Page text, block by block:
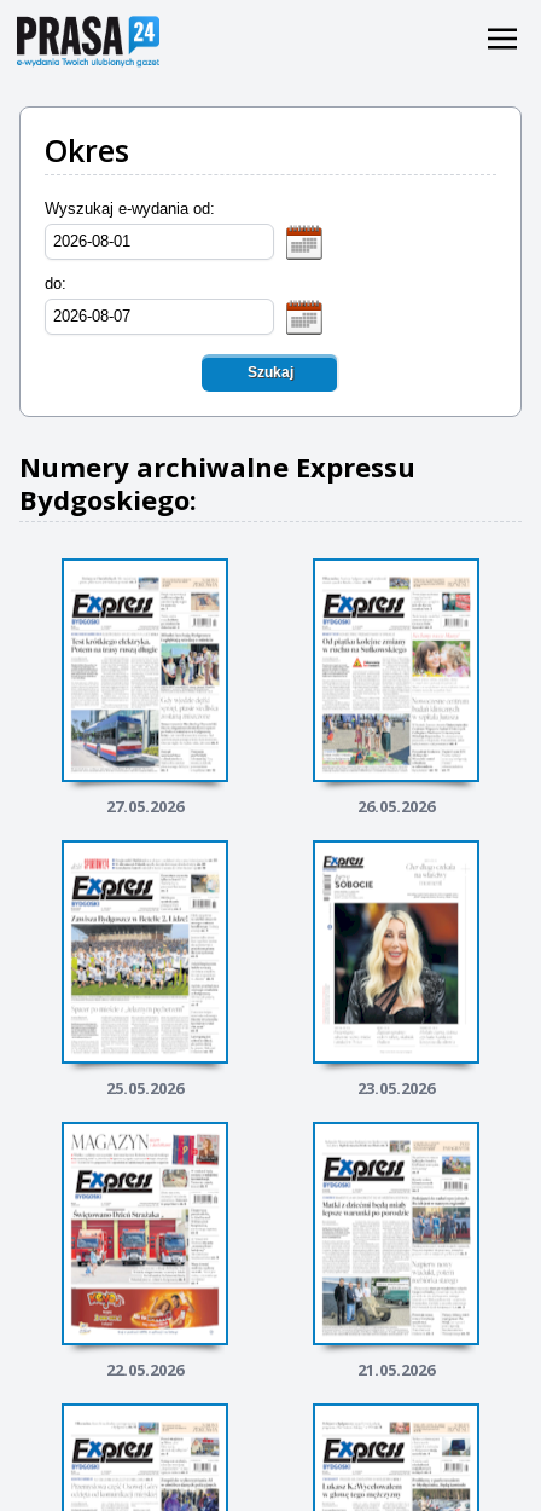
Okres
Wyszukaj e-wydania od:
do:
Szukaj
Numery archiwalne Expressu
Bydgoskiego:
27.05.2026 26.05.2026
25.05.2026 23.05.2026
22.05.2026 21.05.2026